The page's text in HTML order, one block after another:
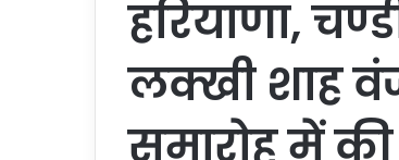
हरियाणा,
लक्खी शाह
समारोह में